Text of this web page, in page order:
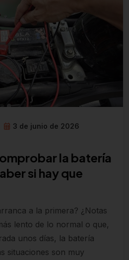
3 de junio de 2026
la batería
si hay que
a la primera? ¿Notas
lento de lo normal o que,
unos días, la batería
situaciones son muy